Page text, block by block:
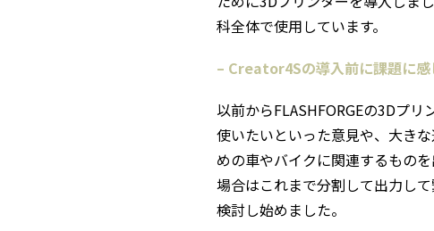
科全体で使用しています。
– Creator4Sの導入前に課題に
以前からFLASHFORGEの3Dプ
使いたいといった意見や、大き
めの車やバイクに関連するもの
場合はこれまで分割して出力し
検討し始めました。